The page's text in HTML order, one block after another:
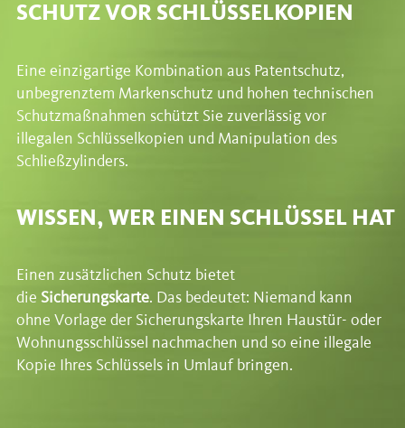
SCHUTZ VOR SCHLÜSSELKOPIEN
Eine einzigartige Kombination aus Patentschutz,
unbegrenztem Markenschutz und hohen technischen
Schutzmaßnahmen schützt Sie zuverlässig vor
illegalen Schlüsselkopien und Manipulation des
Schließzylinders.
WISSEN, WER EINEN SCHLÜSSEL HAT
Einen zusätzlichen Schutz bietet
die Sicherungskarte. Das bedeutet: Niemand kann
ohne Vorlage der Sicherungskarte Ihren Haustür- oder
Wohnungsschlüssel nachmachen und so eine illegale
Kopie Ihres Schlüssels in Umlauf bringen.